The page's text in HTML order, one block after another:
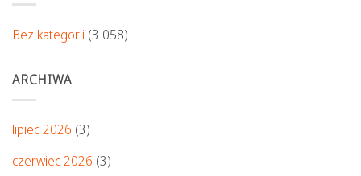
Bez kategorii (3 058)
ARCHIWA
lipiec 2026 (3)
czerwiec 2026 (3)